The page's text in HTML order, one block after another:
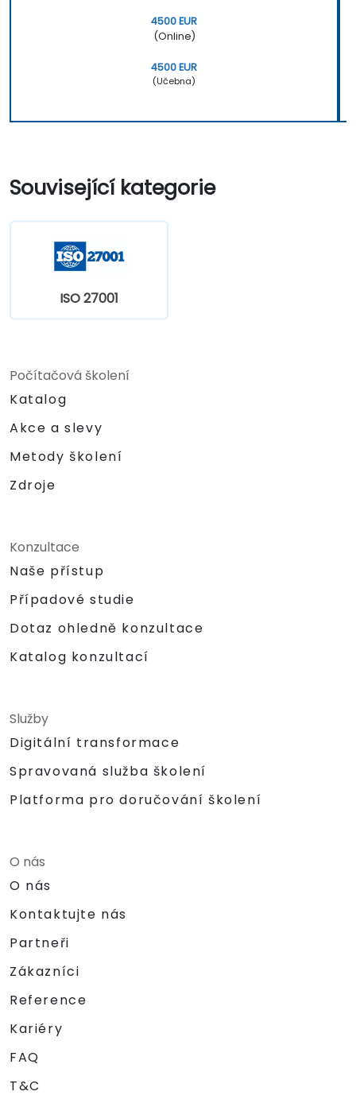
4500 EUR
(Online)
4500 EUR
(Učebna)
Související kategorie
ISO 27001
Počítačová školení
Katalog
Akce a slevy
Metody školení
Zdroje
Konzultace
Naše přístup
Případové studie
Dotaz ohledně konzultace
Katalog konzultací
Služby
Digitální transformace
Spravovaná služba školení
Platforma pro doručování školení
O nás
O nás
Kontaktujte nás
Partneři
Zákazníci
Reference
Kariéry
FAQ
T&C